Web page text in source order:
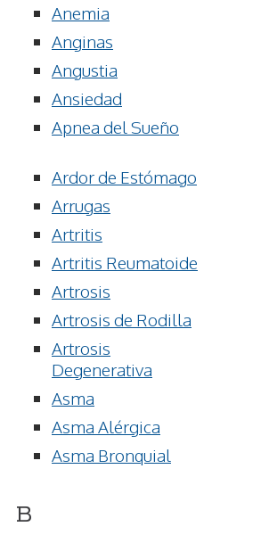
Anemia
Anginas
Angustia
Ansiedad
Apnea del Sueño
Ardor de Estómago
Arrugas
Artritis
Artritis Reumatoide
Artrosis
Artrosis de Rodilla
Artrosis
Degenerativa
Asma
Asma Alérgica
Asma Bronquial
B